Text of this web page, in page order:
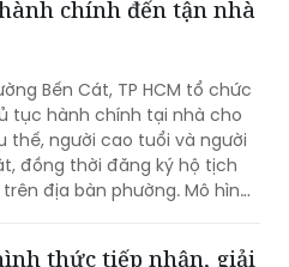
chính đến tận nhà
Bến Cát, TP HCM tổ chức
tục hành chính tại nhà cho
thế, người cao tuổi và người
đồng thời đăng ký hộ tịch
địa bàn phường. Mô hình
thức tiếp nhận, giải